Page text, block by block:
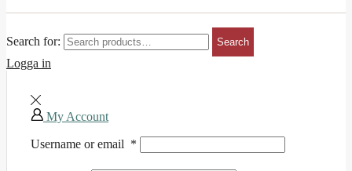
Search for: Search
Logga in
My Account
Username or email *